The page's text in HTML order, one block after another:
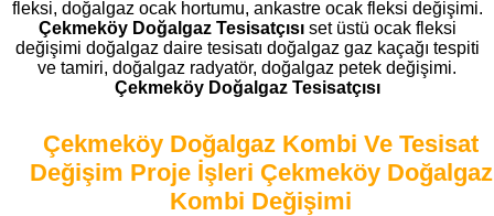
fleksi, doğalgaz ocak hortumu, ankastre ocak fleksi değişimi.
Çekmeköy Doğalgaz Tesisatçısıset üstü ocak fleksi
değişimi doğalgaz daire tesisatı doğalgaz gaz kaçağı tespiti
ve tamiri, doğalgaz radyatör, doğalgaz petek değişimi.
Çekmeköy Doğalgaz Tesisatçısı
Çekmeköy Doğalgaz Kombi Ve Tesisat
Değişim Proje İşleri Çekmeköy Doğalgaz
Kombi Değişimi